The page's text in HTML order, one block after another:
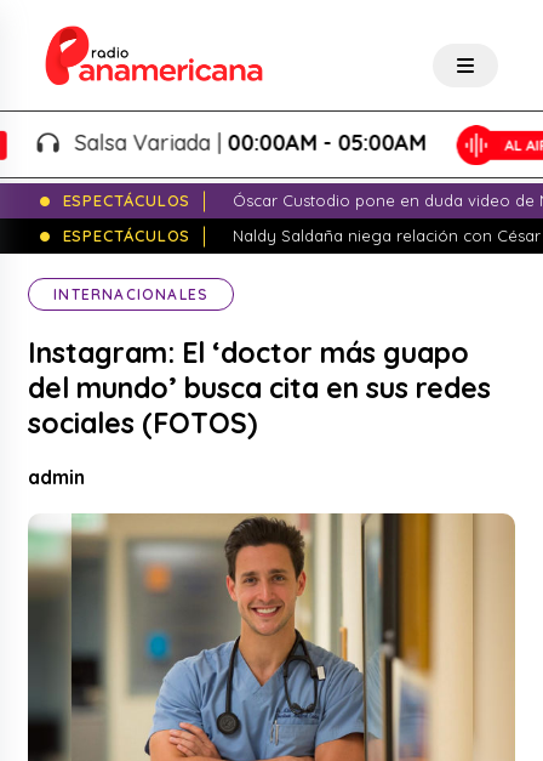
Salsa Variada |00:00AM - 05:00AM
ESPECTÁCULOS
Óscar Custodio pone en duda video de
ESPECTÁCULOS
Naldy Saldaña niega relación con
INTERNACIONALES
Instagram: El ‘doctor más guapo
del mundo’ busca cita en sus redes
sociales (FOTOS)
admin